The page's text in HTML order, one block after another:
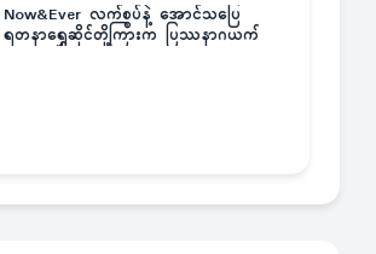
Now&Ever လက်စွပ်နဲ့ အောင်သပြေ
ရတနာရွှေဆိုင်တို့ကြားက ပြဿနာဂယက်